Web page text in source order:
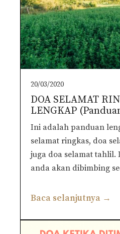
20/03/2020
DOA SELAMAT
LENGKAP
Ini adalah panduan
selamat ringkas, doa
juga doa selamat tahlil.
anda akan dibimbing
Baca selanjutnya →